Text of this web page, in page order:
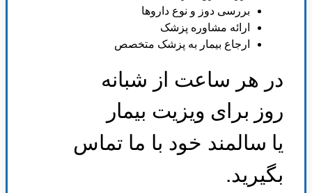
بررسی دوز و نوع داروها
ارائه مشاوره پزشک
ارجاع بیمار به پزشک متخصص
در هر ساعت از شبانه
روز برای ویزیت بیمار
یا سالمند خود با ما تماس
بگیرید.